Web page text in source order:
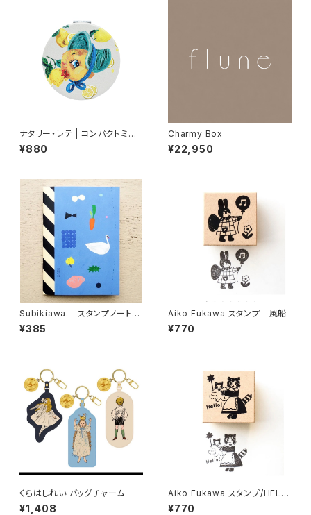
ナタリー・レテ | コンパクトミラ
ー ひよこ | Compact mirror
Chick
¥880
Charmy Box
¥22,950
Subikiawa. スタンプノート
Life Objects
¥385
Aiko Fukawa スタンプ 風船
¥770
くらはしれい バッグチャーム
¥1,408
Aiko Fukawa スタンプ/HELL
O
¥770